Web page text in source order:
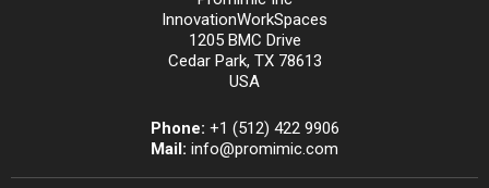
InnovationWorkSpaces
1205 BMC Drive
Cedar Park, TX 78613
USA
Phone: +1 (512) 422 9906
Mail: info@promimic.com